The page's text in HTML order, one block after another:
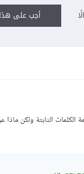
أجب على
الثابتة ولكن ماذا